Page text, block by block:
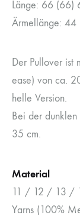
Länge: 66 (66)
Ärmellänge:
Der Pullover ist
ease) von ca.
helle Version.
Bei der dunklen
35 cm.
Material
11 / 12 / 13 /
Yarns (100%